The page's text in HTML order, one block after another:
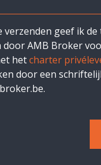
verzenden geef ik
AMB Broker
hetcharter
door een